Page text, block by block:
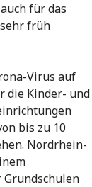
für das
früh
Virus auf
die Kinder- und
bis zu 10
Nordrhein-
Grundschulen